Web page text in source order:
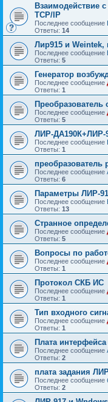
Взаимодействие
TCP/IP
Последнее сообщение
Ответы: 14
Лир915 и Weintek,
Последнее сообщение
Ответы: 5
Генератор
Последнее сообщение
Ответы: 1
Преобразователь
Последнее сообщение
Ответы: 5
ЛИР-ДА190К+ЛИР-
Последнее сообщение
Ответы: 1
преобразователь
Последнее сообщение
Ответы: 6
Параметры ЛИР-
Последнее сообщение
Ответы: 13
Странное
Последнее сообщение
Ответы: 5
Вопросы по
Последнее сообщение
Ответы: 1
Протокол СКБ ИС
Последнее сообщение
Ответы: 1
Тип входного
Последнее сообщение
Ответы: 1
Плата
Последнее сообщение
Ответы: 2
плата задания
Последнее сообщение
Ответы: 2